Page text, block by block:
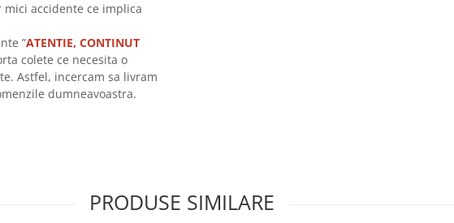
accidente ce implica
”ATENTIE, CONTINUT
colete ce necesita o
Astfel, incercam sa livram
dumneavoastra.
PRODUSE SIMILARE